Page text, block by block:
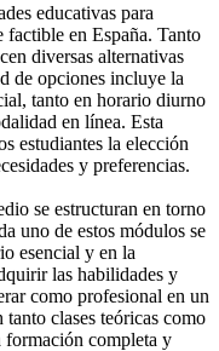
educativas para
factible en España. Tanto
diversas alternativas
de opciones incluye la
tanto en horario diurno
en línea. Esta
estudiantes la elección
y preferencias.
se estructuran en torno
uno de estos módulos se
esencial y en la
las habilidades y
como profesional en un
clases teóricas como
formación completa y